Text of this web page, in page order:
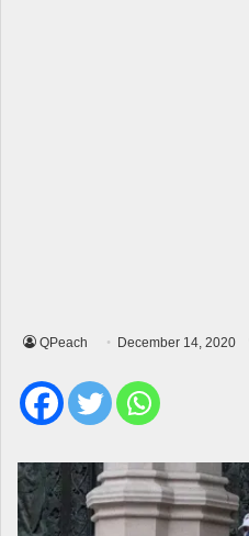
QPeach December 14, 2020